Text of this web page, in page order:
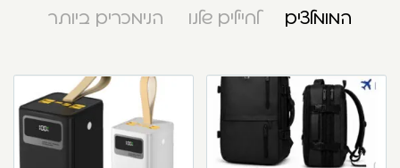
המומלצים לחיילים שלנו הנימכרים ביותר